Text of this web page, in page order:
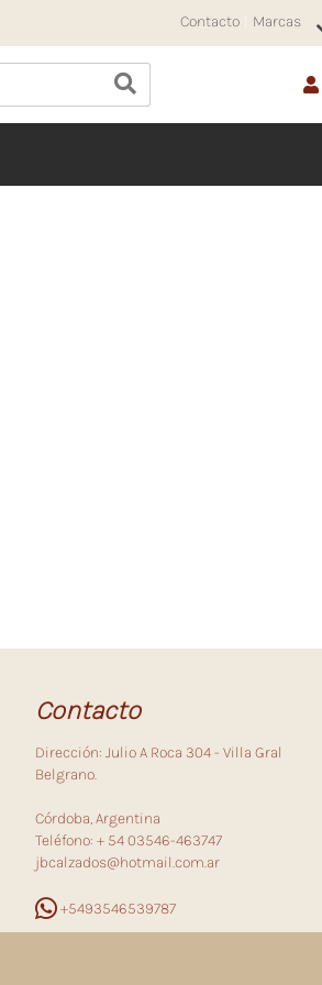
Contacto Marcas
Contacto
Dirección: Julio A Roca 304 - Villa Gral
Belgrano.
Córdoba, Argentina
Teléfono: + 54 03546-463747
jbcalzados@hotmail.com.ar
+5493546539787